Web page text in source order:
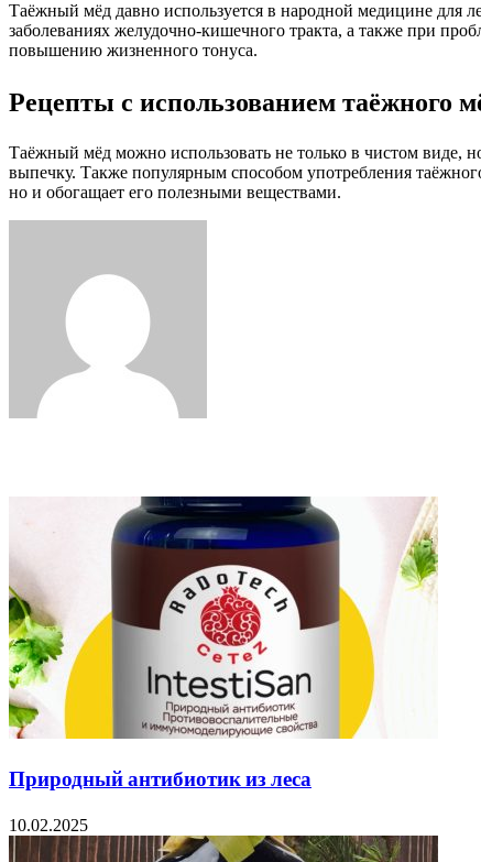
Таёжный мёд давно используется в народной медицине для
заболеваниях желудочно-кишечного тракта, а также при
повышению жизненного тонуса.
Рецепты с использованием таёжного
Таёжный мёд можно использовать не только в чистом виде,
выпечку. Также популярным способом употребления
но и обогащает его полезными веществами.
Природный антибиотик из леса
10.02.2025